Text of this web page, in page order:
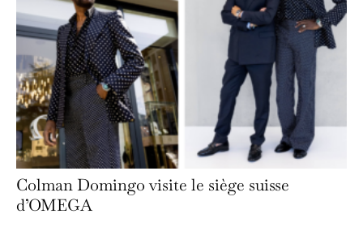
Colman Domingo visite le siège suisse
d’OMEGA